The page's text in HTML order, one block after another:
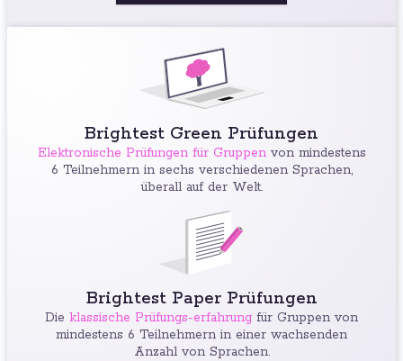
Brightest Green Prüfungen
Elektronische Prüfungen für Gruppenvon mindestens
6 Teilnehmern in sechs verschiedenen Sprachen,
überall auf der Welt.
Brightest Paper Prüfungen
Die klassische Prüfungs-erfahrung für Gruppen von
mindestens 6 Teilnehmern in einer wachsenden
Anzahl von Sprachen.